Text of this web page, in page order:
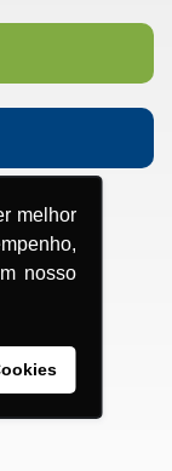
melhor
nosso